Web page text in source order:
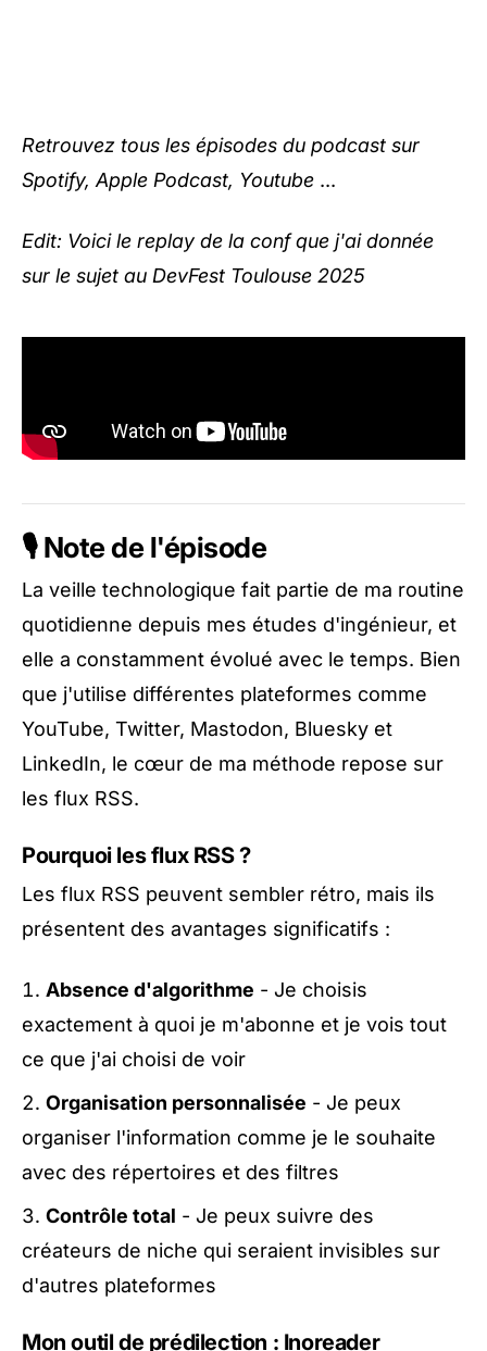
Retrouvez tous les épisodes du podcast sur
Spotify, Apple Podcast, Youtube ...
Edit: Voici le replay de la conf que j'ai donnée
sur le sujet au DevFest Toulouse 2025
🎙️ Note de l'épisode
La veille technologique fait partie de ma routine
quotidienne depuis mes études d'ingénieur, et
elle a constamment évolué avec le temps. Bien
que j'utilise différentes plateformes comme
YouTube, Twitter, Mastodon, Bluesky et
LinkedIn, le cœur de ma méthode repose sur
les flux RSS.
Pourquoi les flux RSS ?
Les flux RSS peuvent sembler rétro, mais ils
présentent des avantages significatifs :
Absence d'algorithme - Je choisis
exactement à quoi je m'abonne et je vois tout
ce que j'ai choisi de voir
Organisation personnalisée - Je peux
organiser l'information comme je le souhaite
avec des répertoires et des filtres
Contrôle total - Je peux suivre des
créateurs de niche qui seraient invisibles sur
d'autres plateformes
Mon outil de prédilection : Inoreader